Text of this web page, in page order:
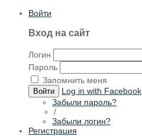
Войти
Вход на сайт
Логин
Пароль
Запомнить меня
Войти
Log in with Facebook
Забыли пароль?
/
Забыли логин?
Регистрация